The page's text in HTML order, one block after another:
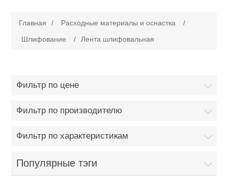
Главная / Расходные материалы и оснастка
/
Шлифование
/ Лента шлифовальная
Фильтр по цене
Фильтр по производителю
Фильтр по характеристикам
Популярные тэги